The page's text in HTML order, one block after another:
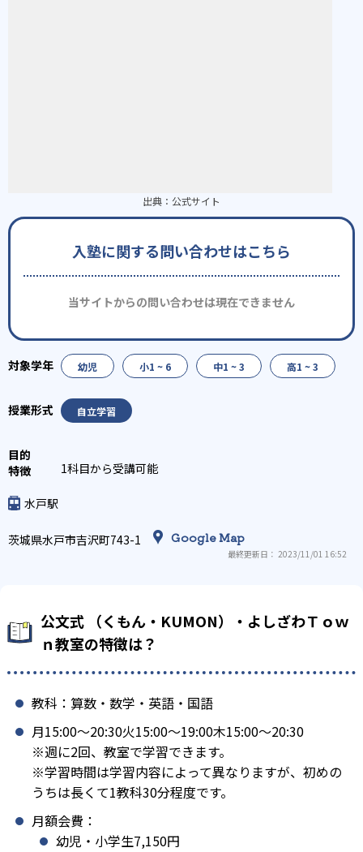
出典： 公式サイト
入塾に関する問い合わせはこちら
当サイトからの問い合わせは現在できません
幼児 小1 ~ 6 中1 ~ 3 高1 ~ 3
自立学習
1科目から受講可能
水戸駅
茨城県水戸市吉沢町743-1 Google Map
最終更新日： 2023/11/01 16:52
公文式 （くもん・KUMON）・よしざわＴｏｗ
ｎ教室の特徴は？
教科：算数・数学・英語・国語
月15:00〜20:30火15:00〜19:00木15:00〜20:30
※週に2回、教室で学習できます。
※学習時間は学習内容によって異なりますが、初めの
うちは長くて1教科30分程度です。
月額会費：
幼児・小学生7,150円